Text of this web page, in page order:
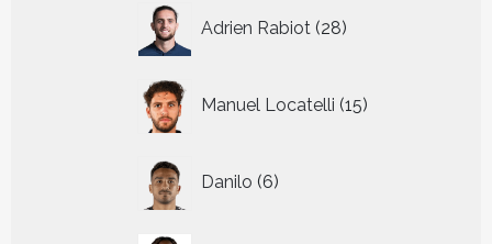
Adrien Rabiot 28
producten
Manuel Locatelli 15
producten
Danilo 6
producten